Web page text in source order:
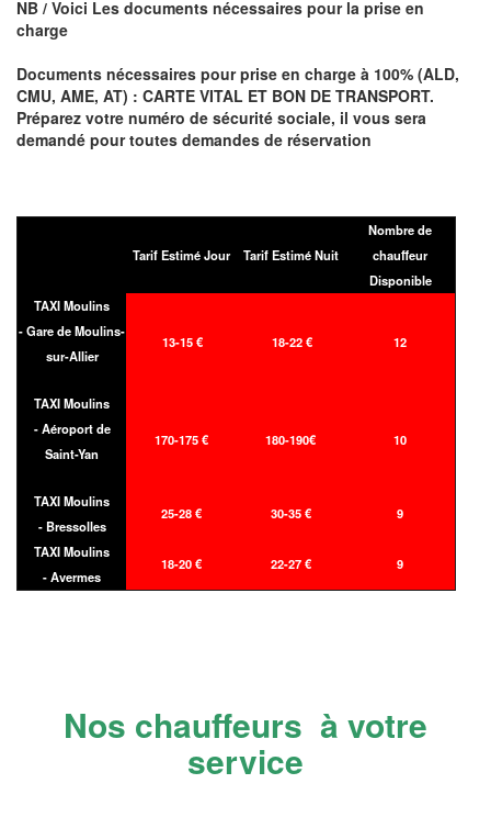
NB / Voici Les documents nécessaires pour la prise en
charge
Documents nécessaires pour prise en charge à 100% (ALD,
CMU, AME, AT) : CARTE VITAL ET BON DE TRANSPORT.
Préparez votre numéro de sécurité sociale, il vous sera
demandé pour toutes demandes de réservation
Tarif Estimé Jour Tarif Estimé Nuit
Nombre de
chauffeur
Disponible
TAXI Moulins
- Gare de Moulins-
sur-Allier
13-15 € 18-22 € 12
TAXI Moulins
- Aéroport de
Saint-Yan
170-175 € 180-190€ 10
TAXI Moulins
- Bressolles
25-28 € 30-35 € 9
TAXI Moulins
- Avermes
18-20 € 22-27 € 9
Nos chauffeurs à votre
service